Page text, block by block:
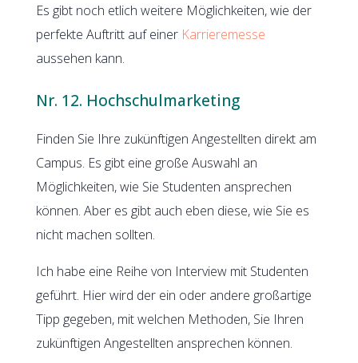
Es gibt noch etlich weitere Möglichkeiten, wie der
perfekte Auftritt auf einer Karrieremesse
aussehen kann.
Nr. 12. Hochschulmarketing
Finden Sie Ihre zukünftigen Angestellten direkt am
Campus. Es gibt eine große Auswahl an
Möglichkeiten, wie Sie Studenten ansprechen
können. Aber es gibt auch eben diese, wie Sie es
nicht machen sollten.
Ich habe eine Reihe von Interview mit Studenten
geführt. Hier wird der ein oder andere großartige
Tipp gegeben, mit welchen Methoden, Sie Ihren
zukünftigen Angestellten ansprechen können.